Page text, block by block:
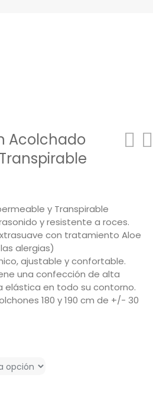
Acolchado
y Transpirable
y resistente a roces.
con tratamiento Aloe
alergias)
ajustable y confortable.
una confección de alta
elástica en todo su contorno.
180 y 190 cm de +/- 30